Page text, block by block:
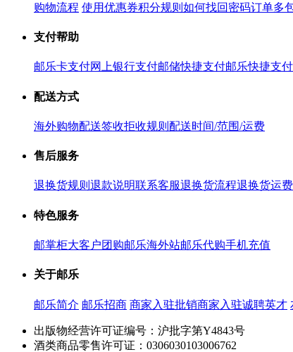
购物流程 使用优惠券积分规则 如何找回密码订单多
支付帮助
邮乐卡支付网上银行支付邮储快捷支付邮乐快捷支
配送方式
海外购物配送签收拒收规则 配送时间/范围/运费
售后服务
退换货规则 退款说明联系客服退换货流程退换货运
特色服务
邮掌柜大客户团购邮乐海外站邮乐代购手机充值
关于邮乐
邮乐简介 邮乐招商 商家入驻批销商家入驻诚聘英才
出版物经营许可证编号：沪批字第Y4843号
酒类商品零售许可证：0306030103006762